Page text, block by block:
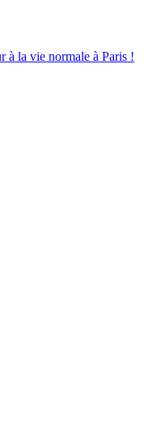
à la vie normale à Paris !